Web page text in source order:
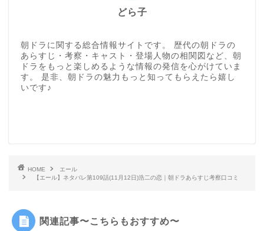
どら子
朝ドラに関する総合情報サイトです。 歴代の朝ドラの
あらすじ・考察・キャスト・登場人物の相関図など、朝
ドラをもっと楽しめるような情報の発信を心がけていま
す。 是非、朝ドラの魅力もっと知ってもらえたら嬉し
いです♪
HOME
エール
【エール】ネタバレ第109話(11月12日)浩二の恋｜朝ドラあらすじ考察口コミ
関連記事〜こちらもおすすめ〜